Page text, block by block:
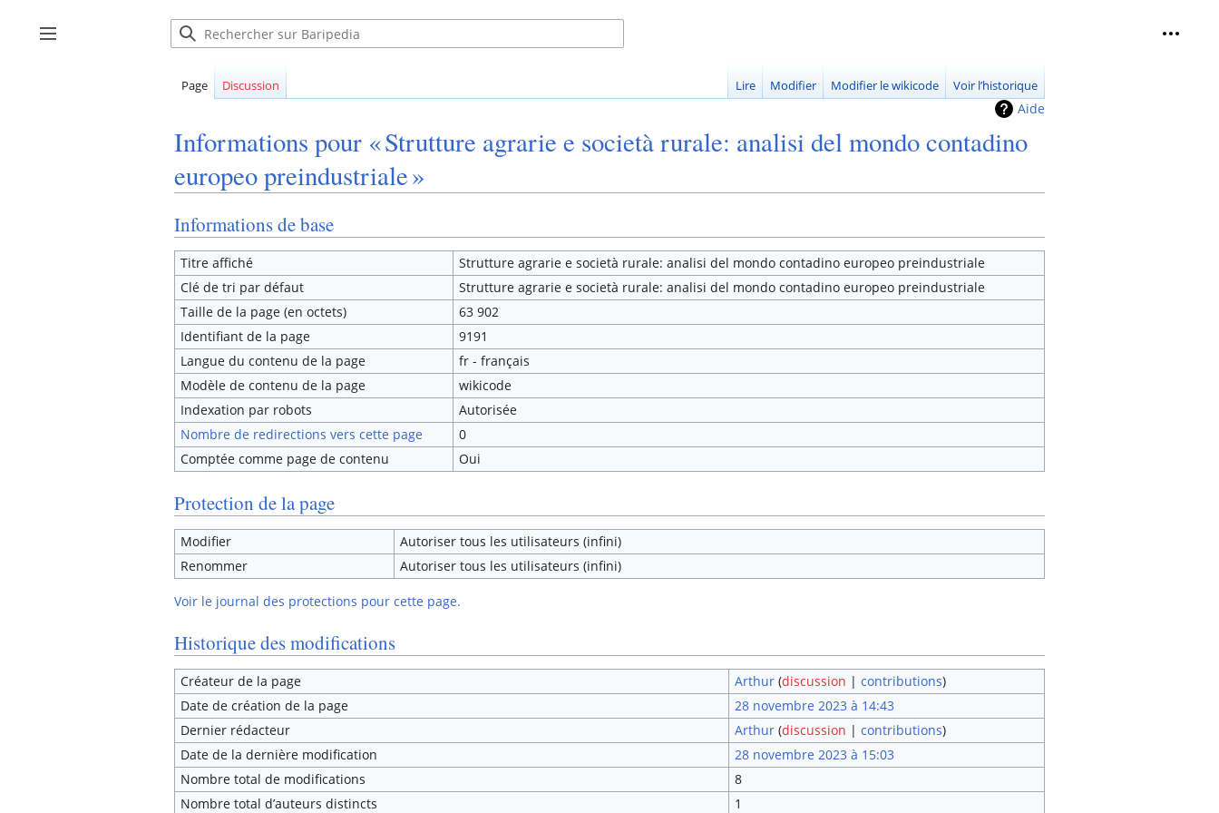
au Afficher / masquer la barre latérale Outils
replié
Page Discussion Lire Modifier Modifier le wikicode Voir l’historique
Aide
Informations pour « Strutture agrarie e società rurale: analisi del mondo contadino
europeo preindustriale »
Informations de base
Titre affiché
Strutture agrarie e società rurale: analisi del mondo contadino europeo preindustriale
Clé de tri par défaut
Strutture agrarie e società rurale: analisi del mondo contadino europeo preindustriale
Taille de la page (en octets)
63 902
Identifiant de la page
9191
Langue du contenu de la page
fr - français
Modèle de contenu de la page
wikicode
Indexation par robots
Autorisée
Nombre de redirections vers cette page
0
Comptée comme page de contenu
Oui
Protection de la page
Modifier
Autoriser tous les utilisateurs (infini)
Renommer
Autoriser tous les utilisateurs (infini)
Voir le journal des protections pour cette page.
Historique des modifications
Créateur de la page Arthur (discussion | contributions)
Date de création de la page
28 novembre 2023 à 14:43
Dernier rédacteur
Arthur (discussion | contributions)
Date de la dernière modification
28 novembre 2023 à 15:03
Nombre total de modifications
8
Nombre total d’auteurs distincts
1